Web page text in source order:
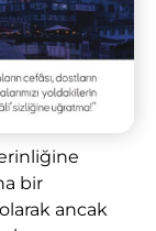
bir
ancak